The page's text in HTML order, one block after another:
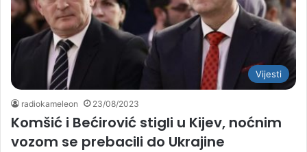
Vijesti
radiokameleon 23/08/2023
Komšić i Bećirović stigli u Kijev, noćnim
vozom se prebacili do Ukrajine